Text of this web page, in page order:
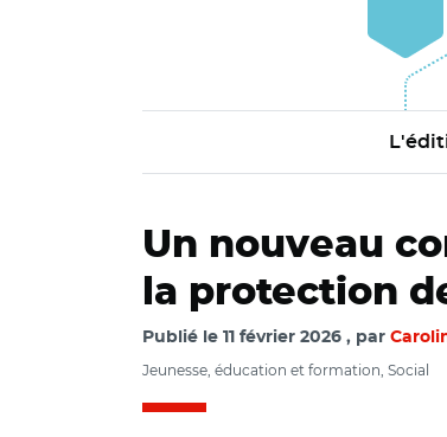
Un nouveau
la protection
Publié le 11 février 2026 par
Jeunesse, éducation et formation, Social